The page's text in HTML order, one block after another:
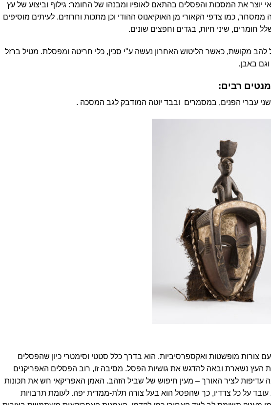
את המסכות והפסלים בהתאם לאופיו ומבנהו של החומר: גילוף וביצוע של עץ
כמו צדפי הקאורי מן האוקיאנוס ההודי וכן מתכות וחרוזים. לעיתים מוסיפים
חומרים, שיני חיות, בגדים וחפצים שונים.
להב מקושת, כאשר הליטוש האחרון נעשה ע"י סכין, כלי חריטה ומפסלת. מטיל ברזל
באבן.
רבים:
עברי הפנים, במסמרים ובבד יוטה המודבק לגב המסכה .
צורות מופשטות ואקספרסיביות. הוא בדרך כלל סטטי וסימטרי כיון שהפסלים
העץ נשארת ובאה להדגש את גושיות הפסל. מסיבה זו, רוב הפסלים האפריקנים
עדיפות לציר האורך – מעין חיפוש של שביל הזהב. האמן האפריקאי חש את תכונות
על כל צדדיו, כך שהפסל הוא בעל צורה תלת-ממדית יפה. לעומת תרבויות